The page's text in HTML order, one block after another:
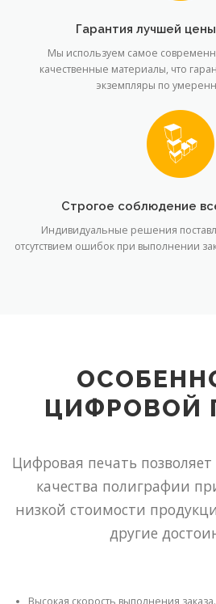
Гарантия лучшей
Мы используем самое
качественные материалы, что
экземпляры по
Cтрогое соблюдение
Индивидуальные решения
отсутствием ошибок при выполнении
ЦИФРОВОЙ
Цифровая печать позволяет
качества полиграфии
низкой стоимости
другие
Высокая скорость выполнения заказа.